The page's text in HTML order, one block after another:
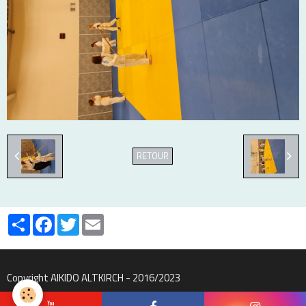
RETOUR
PartagerFacebook
Twitter
Copyright AIKIDO ALTKIRCH - 2016/2023